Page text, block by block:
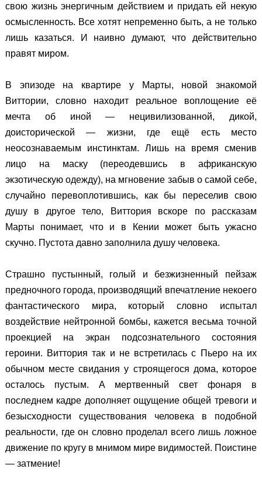
свою жизнь энергичным действием и придать ей некую
осмысленность. Все хотят непременно быть, а не только
лишь казаться. И наивно думают, что действительно
правят миром.
В эпизоде на квартире у Марты, новой знакомой
Виттории, словно находит реальное воплощение её
мечта об иной — нецивилизованной, дикой,
доисторической — жизни, где ещё есть место
неосознаваемым инстинктам. Лишь на время сменив
лицо на маску (переодевшись в африканскую
экзотическую одежду), на мгновение забыв о самой себе,
случайно перевоплотившись, как бы переселив свою
душу в другое тело, Виттория вскоре по рассказам
Марты понимает, что и в Кении может быть ужасно
скучно. Пустота давно заполнила душу человека.
Страшно пустынный, голый и безжизненный пейзаж
предночного города, производящий впечатление некоего
фантастического мира, который словно испытал
воздействие нейтронной бомбы, кажется весьма точной
проекцией на экран подсознательного состояния
героини. Виттория так и не встретилась с Пьеро на их
обычном месте свидания у строящегося дома, которое
осталось пустым. А мертвенный свет фонаря в
последнем кадре дополняет ощущение общей тревоги и
безысходности существования человека в подобной
реальности, где он словно проделал всего лишь ложное
движение по кругу в мнимом мире видимостей. Поистине
— затмение!